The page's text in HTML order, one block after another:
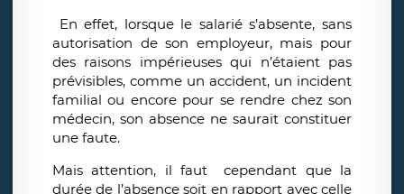
En effet, lorsque le salarié s’absente, sans
autorisation de son employeur, mais pour
des raisons impérieuses qui n’étaient pas
prévisibles, comme un accident, un incident
familial ou encore pour se rendre chez son
médecin, son absence ne saurait constituer
une faute.
Mais attention, il faut cependant que la
durée de l’absence soit en rapport avec celle